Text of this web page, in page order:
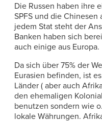
Die Russen haben ihre
SPFS und die Chinesen
jedem Stat steht der
Banken haben sich
auch einige aus Europa.
Da sich über 75% der
Eurasien befinden, ist
Länder ( aber auch
den ehemaligen
benutzen sondern wie
lokale Währungen.